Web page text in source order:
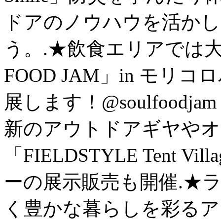
ドアのノウハウを活か
う。.★飲食エリアでは
FOOD JAM」in モリコ
展します！
新のアウトドアギヤや
「FIELDSTYLE Tent
ーの展示販売も開催️.★
く豊かな暮らしを彩る